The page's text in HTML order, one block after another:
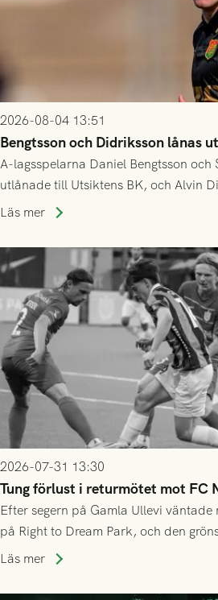
2026-08-04 13:51
Bengtsson och Didriksson lånas
A-lagsspelarna Daniel Bengtsson och
utlånade till Utsiktens BK, och Alvin
speltid i Hestrafors genom
Läs mer
2026-07-31 13:30
Tung förlust i returmötet mot FC
Efter segern på Gamla Ullevi
på Right to Dream Park, och den
upphöra efter mindre än kvarten
tennissiffror och det grönsvarta
Läs mer